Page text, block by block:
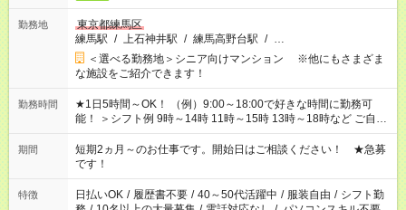
勤務地
東京都練馬区
練馬駅 / 上石神井駅 / 練馬高野台駅 / …
＜選べる勤務地＞シニア向けマンション ※他にもさまざま
な施設をご紹介できます！
勤務時間
★1日5時間～OK！ （例）9:00～18:00で好きな時間に勤務可
能！ ＞シフト例 9時～14時 11時～15時 13時～18時など ご自身
のご都合に合わせて勤務時間をご相談ください！ ★家庭の都合
でお休みや時間の調整が必要な場合も遠慮なくご相談くださ
い。
期間
短期2ヵ月～のお仕事です。開始日はご相談ください！ ★急募
です！
特徴 日払いOK / 履歴書不要 / 40～50代活躍中 / 服装自由 / シフト勤